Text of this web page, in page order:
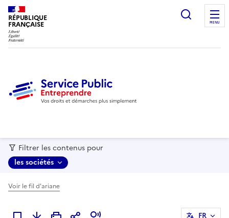
RÉPUBLIQUE
FRANÇAISE MENU
Filtrer les contenus pour
les sociétés
Voir le fil d'ariane
FR